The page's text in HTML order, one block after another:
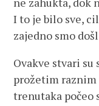
I to je bilo sve,
zajedno smo
Ovakve stvari
prožetim
trenutaka počeo